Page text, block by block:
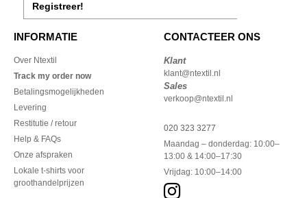
Registreer!
INFORMATIE
Over Ntextil
Track my order now
Betalingsmogelijkheden
Levering
Restitutie / retour
Help & FAQs
Onze afspraken
Lokale t-shirts voor
groothandelprijzen
CONTACTEER ONS
Klant
klant@ntextil.nl
Sales
verkoop@ntextil.nl
020 323 3277
Maandag – donderdag: 10:00–
13:00 & 14:00–17:30
Vrijdag: 10:00–14:00